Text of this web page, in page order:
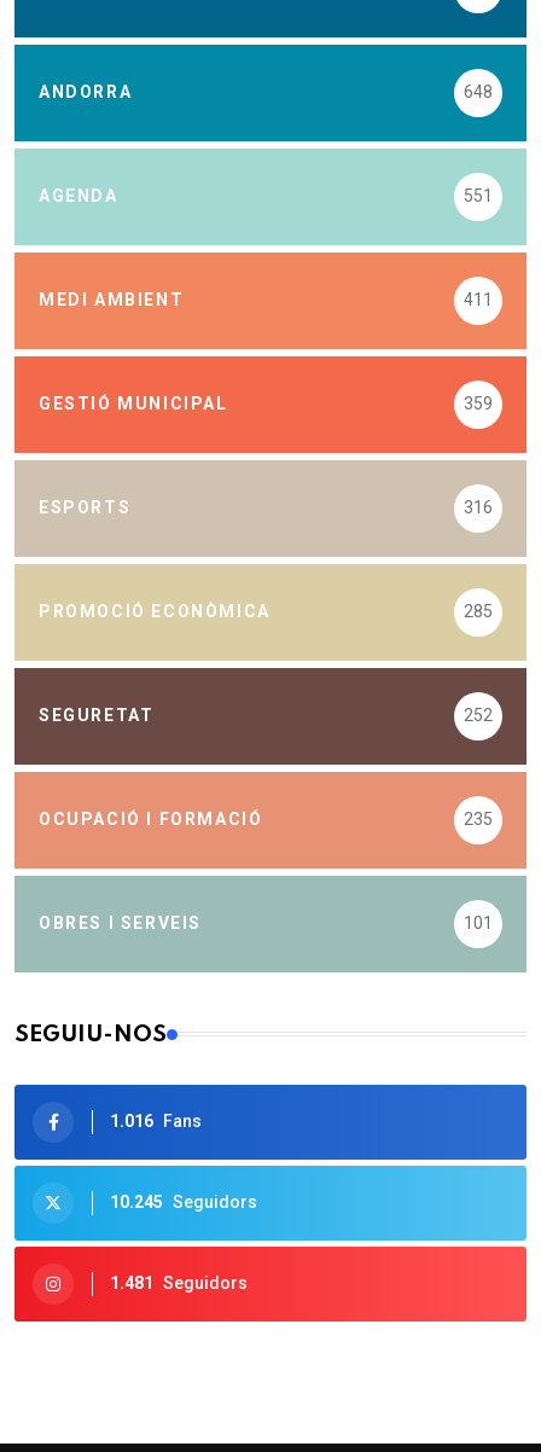
ANDORRA 648
AGENDA 551
MEDI AMBIENT 411
GESTIÓ MUNICIPAL 359
ESPORTS 316
PROMOCIÓ ECONÒMICA 285
SEGURETAT 252
OCUPACIÓ I FORMACIÓ 235
OBRES I SERVEIS 101
SEGUIU-NOS
1.016 Fans
10.245 Seguidors
1.481 Seguidors